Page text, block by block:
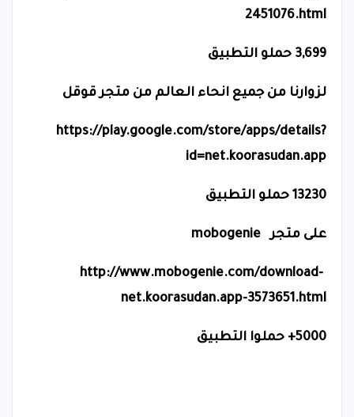
2451076.html
3,699 حملو التطبيق
لزوارنا من جميع انحاء العالم من متجر قوقل
https://play.google.com/store/apps/details?
id=net.koorasudan.app
13230 حملو التطبيق
على متجرmobogenie
http://www.mobogenie.com/download-
net.koorasudan.app-3573651.html
5000+ حملوا التطبيق